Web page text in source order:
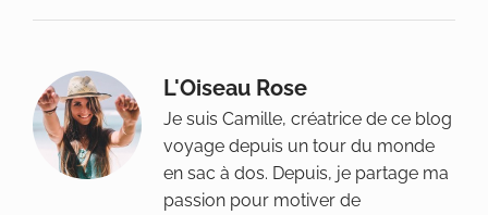
L'Oiseau Rose
Je suis Camille, créatrice de ce blog
voyage depuis un tour du monde
en sac à dos. Depuis, je partage ma
passion pour motiver de